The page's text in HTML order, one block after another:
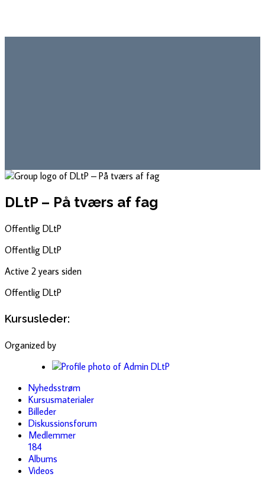
DLtP – På tværs af fag
Offentlig DLtP
Offentlig DLtP
Active 2 years siden
Offentlig DLtP
Kursusleder:
Organized by
Nyhedsstrøm
Kursusmaterialer
Billeder
Diskussionsforum
Medlemmer
184
Albums
Videos